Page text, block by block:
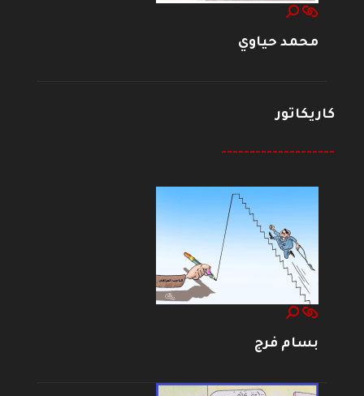
محمد حياوي
كاريكاتور
--------------------
بسام فرج